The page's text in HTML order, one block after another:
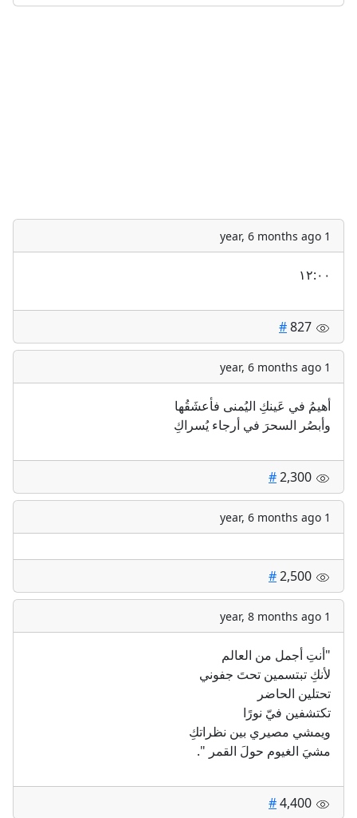
1 year, 6 months ago
١٢:٠٠
#
1 year, 6 months ago
أهيمُ في عَينكِ اليُمنى فأعشَقُها
وأبصُر السحرَ في أرجاء يُسراكِ
#
1 year, 6 months ago
#
1 year, 8 months ago
"أنتِ أجمل من العالم
لأنكِ تبتسمين تحتَ جفوني
تحتلين الحاضر
تكتشفين فيّ نورًا
ويمشي مصيري بين نظراتكِ
مشيَ الغيوم حولَ القمر ".
#